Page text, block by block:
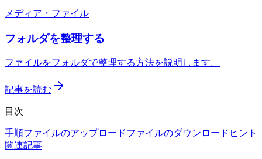
メディア・ファイル
フォルダを整理する
ファイルをフォルダで整理する方法を説明します。
記事を読む
目次
手順ファイルのアップロードファイルのダウンロード ヒント
関連記事